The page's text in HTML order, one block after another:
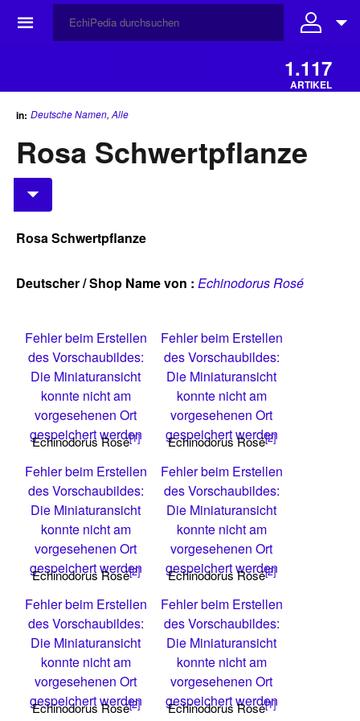
☰
1.117
ARTIKEL
in: Deutsche Namen, Alle
Rosa Schwertpflanze
Rosa Schwertpflanze
Deutscher / Shop Name von : Echinodorus Rosé
Fehler beim Erstellen
des Vorschaubildes:
Die Miniaturansicht
konnte nicht am
vorgesehenen Ort
gespeichert werden
Echinodorus Rosé[1]
Fehler beim Erstellen
des Vorschaubildes:
Die Miniaturansicht
konnte nicht am
vorgesehenen Ort
gespeichert werden
Echinodorus Rosé[2]
Fehler beim Erstellen
des Vorschaubildes:
Die Miniaturansicht
konnte nicht am
vorgesehenen Ort
gespeichert werden
Echinodorus Rosé[2]
Fehler beim Erstellen
des Vorschaubildes:
Die Miniaturansicht
konnte nicht am
vorgesehenen Ort
gespeichert werden
Echinodorus Rosé[2]
Fehler beim Erstellen
des Vorschaubildes:
Die Miniaturansicht
konnte nicht am
vorgesehenen Ort
gespeichert werden
Echinodorus Rosé[2]
Fehler beim Erstellen
des Vorschaubildes:
Die Miniaturansicht
konnte nicht am
vorgesehenen Ort
gespeichert werden
Echinodorus Rosé[1]